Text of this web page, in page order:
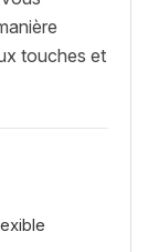
touches et